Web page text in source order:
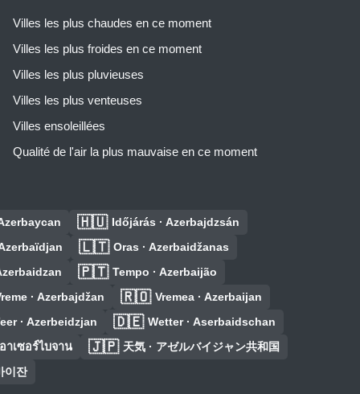
Villes les plus chaudes en ce moment
Villes les plus froides en ce moment
Villes les plus pluvieuses
Villes les plus venteuses
Villes ensoleillées
Qualité de l'air la plus mauvaise en ce moment
🇭🇺 Időjárás · Azerbajdzsán
🇱🇹 Oras · Azerbaidžanas
🇵🇹 Tempo · Azerbaijão
· Azerbajdžan 🇷🇴 Vremea · Azerbaijan
· Azerbeidzjan 🇩🇪 Wetter · Aserbaidschan
าเซอร์ไบจาน 🇯🇵 天気 · アゼルバイジャン共和国
이잔